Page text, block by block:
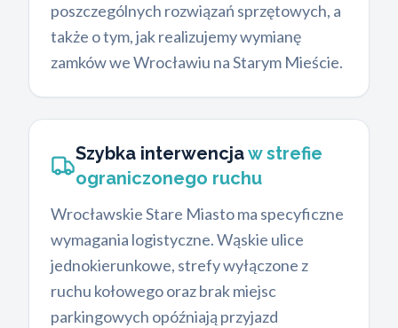
poszczególnych rozwiązań sprzętowych, a
także o tym, jak realizujemy wymianę
zamków we Wrocławiu na Starym Mieście.
Szybka interwencjaw strefie
ograniczonego ruchu
Wrocławskie Stare Miasto ma specyficzne
wymagania logistyczne. Wąskie ulice
jednokierunkowe, strefy wyłączone z
ruchu kołowego oraz brak miejsc
parkingowych opóźniają przyjazd